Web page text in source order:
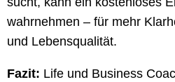
wahrnehmen – für mehr
und Lebensqualität.
Fazit: Life und Business